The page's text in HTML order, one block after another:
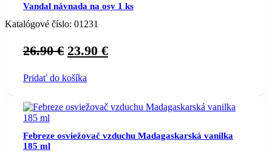
Vandal návnada na osy 1 ks
Katalógové číslo: 01231
26.90€ Original
was:
23.90 €Current
Pridať do košíka
Febreze osviežovač vzduchu Madagaskarská vanilka
185 ml